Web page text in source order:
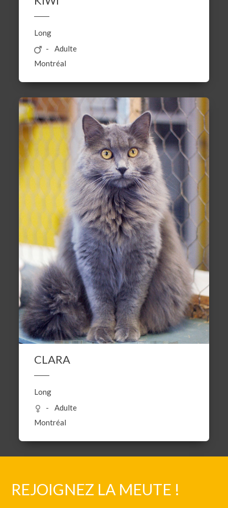
Long
Adulte
Montréal
CLARA
Long
Adulte
Montréal
REJOIGNEZ LA MEUTE !